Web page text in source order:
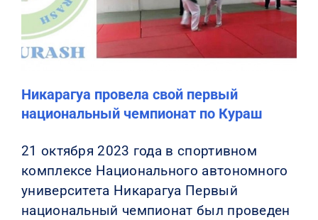
Никарагуа провела свой первый
национальный чемпионат по Кураш
21 октября 2023 года в спортивном
комплексе Национального автономного
университета Никарагуа Первый
национальный чемпионат был проведен